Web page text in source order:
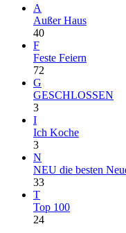
A
Außer Haus
40
F
Feste Feiern
72
G
GESCHLOSSEN
3
I
Ich Koche
3
N
NEU die besten
33
T
Top 100
24